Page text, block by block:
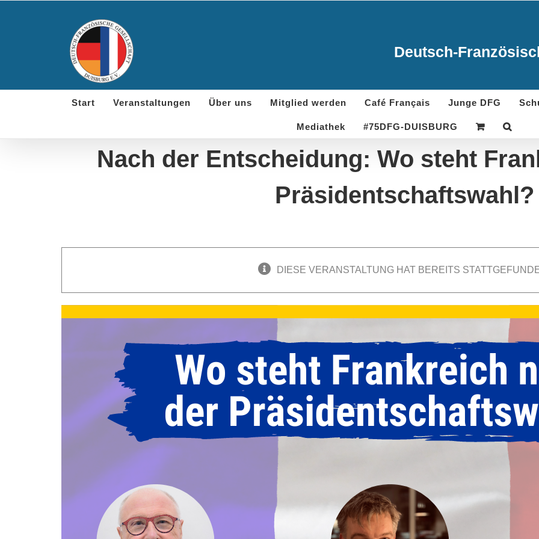
Deutsch-
Start Veranstaltungen Über uns Mitglied werden Café Français Junge DFG
Mediathek #75DFG-DUISBURG
Nach der Entscheidung: Wo steht
Präsidentschaftswahl?
DIESE VERANSTALTUNG HAT BEREITS